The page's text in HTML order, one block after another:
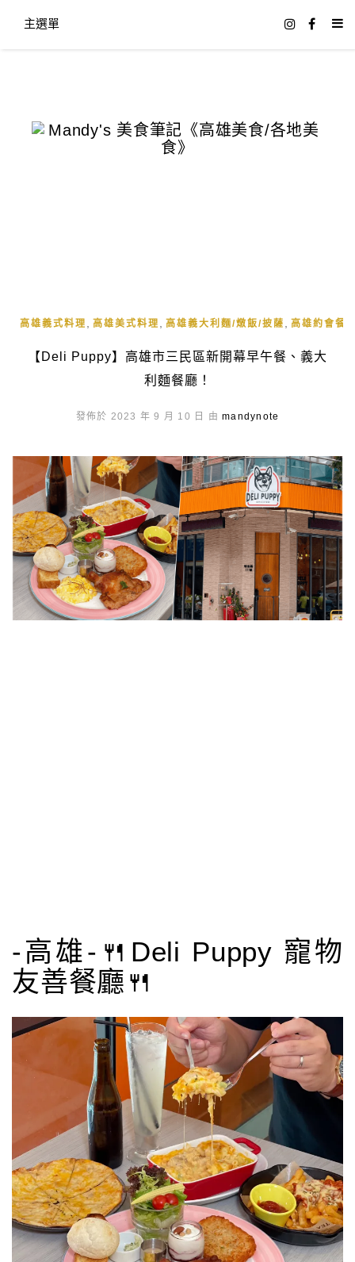
主選單
高雄義式料理 高雄美式料理 高雄義大利麵/燉飯/披薩 高雄約會餐
【Deli Puppy】高雄市三民區新開幕早午餐、義大
利麵餐廳！
發佈於 2023 年 9 月 10 日 由mandynote
-高雄-🍴Deli Puppy 寵物
友善餐廳🍴